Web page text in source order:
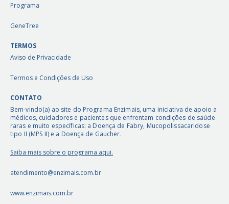
Programa
GeneTree
TERMOS
Aviso de Privacidade
Termos e Condições de Uso
CONTATO
Bem-vindo(a) ao site do Programa Enzimais, uma iniciativa de apoio a
médicos, cuidadores e pacientes que enfrentam condições de saúde
raras e muito específicas: a Doença de Fabry, Mucopolissacaridose
tipo II (MPS II) e a Doença de Gaucher.
Saiba mais sobre o programa aqui.
atendimento@enzimais.com.br
www.enzimais.com.br